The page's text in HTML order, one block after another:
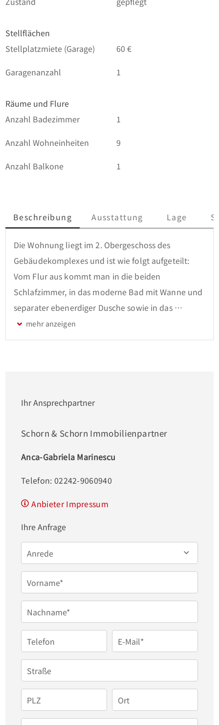
Stellflächen
Stellplatzmiete (Garage)
60 €
Garagenanzahl
1
Räume und Flure
Anzahl Badezimmer
1
Anzahl Wohneinheiten
9
Anzahl Balkone
1
Beschreibung Ausstattung Lage
Die Wohnung liegt im 2. Obergeschoss des
Gebäudekomplexes und ist wie folgt aufgeteilt:
Vom Flur aus kommt man in die beiden
Schlafzimmer, in das moderne Bad mit Wanne und
separater ebenerdiger Dusche sowie in das
geräumige Wohn-/Esszimmer mit Zugang in die
Küche und auf den eigenen Balkon.
Nebenkostenvorauszahlung  275 € = gesamt  1307
Strom zahlen die Mieter separat.
Der Vermieter sucht bevorzugt berufstätige Mieter
oder Rentner, die an einer langfristigen Anmietung,
Die Haltung von 1 Haustier ist nach Absprache
möglich.
Ihr Ansprechpartner
Schorn & Schorn Immobilienpartner
Anca-Gabriela Marinescu
Telefon: 02242-9060940
Anbieter Impressum
Ihre Anfrage
Anrede
Vorname*
Nachname*
Telefon E-Mail*
Straße
PLZ Ort